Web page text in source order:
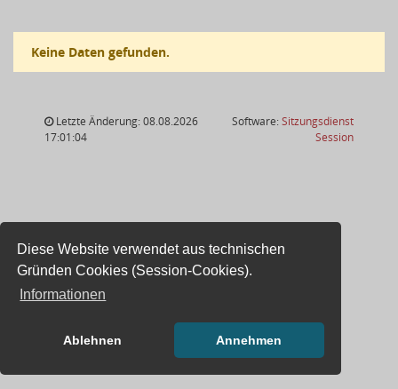
Diese Website verwendet aus technischen
Gründen Cookies (Session-Cookies).
Informationen
Ablehnen Annehmen
Keine Daten gefunden.
Letzte Änderung: 08.08.2026
17:01:04
Software:Sitzungsdienst
Session(Wird in